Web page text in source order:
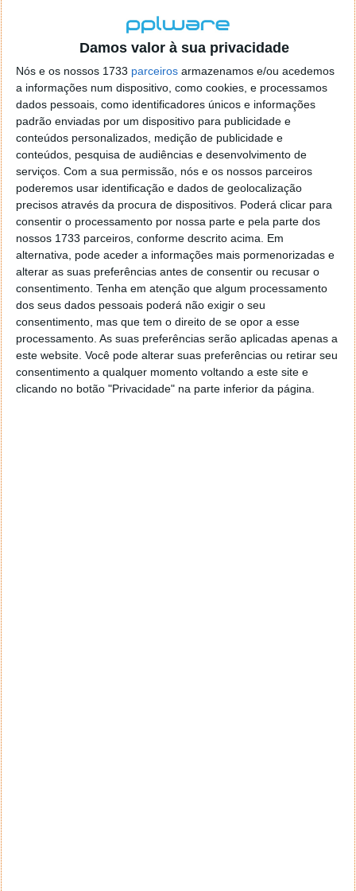
Damos valor à sua privacidade
Nós e os nossos 1733 parceiros armazenamos e/ou acedemos
a informações num dispositivo, como cookies, e processamos
dados pessoais, como identificadores únicos e informações
padrão enviadas por um dispositivo para publicidade e
conteúdos personalizados, medição de publicidade e
conteúdos, pesquisa de audiências e desenvolvimento de
serviços. Com a sua permissão, nós e os nossos parceiros
poderemos usar identificação e dados de geolocalização
precisos através da procura de dispositivos. Poderá clicar para
consentir o processamento por nossa parte e pela parte dos
nossos 1733 parceiros, conforme descrito acima. Em
alternativa, pode aceder a informações mais pormenorizadas e
alterar as suas preferências antes de consentir ou recusar o
consentimento. Tenha em atenção que algum processamento
dos seus dados pessoais poderá não exigir o seu
consentimento, mas que tem o direito de se opor a esse
processamento. As suas preferências serão aplicadas apenas a
este website. Você pode alterar suas preferências ou retirar seu
consentimento a qualquer momento voltando a este site e
clicando no botão "Privacidade" na parte inferior da página.
organizações de eSports para partilhar a sua visão
embrionária e recolher feedback.
"Estamos muito surpreendidos pelo interesse e
entusiasmo à volta do Valorant. Temos grandes
sonhos relativamente ao que este jogo se poderá
tornar enquanto eSport e estamos prontos para
embarcar numa aventura longa para o alcançar”
disse Rozelle. “O nosso foco principal, para já, é
estabelecer parcerias com jogadores, criadores de
conteúdo, organizadores de torneios e developers,
para alicerçar o ecossistema do Valorant".